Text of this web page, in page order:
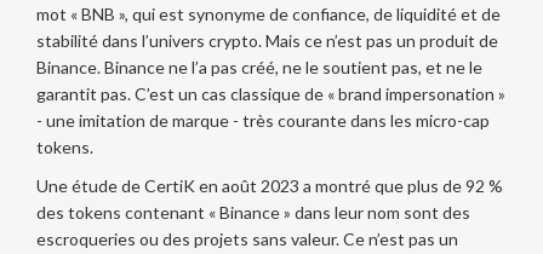
mot « BNB », qui est synonyme de confiance, de liquidité et de
stabilité dans l’univers crypto. Mais ce n’est pas un produit de
Binance. Binance ne l’a pas créé, ne le soutient pas, et ne le
garantit pas. C’est un cas classique de « brand impersonation »
- une imitation de marque - très courante dans les micro-cap
tokens.
Une étude de CertiK en août 2023 a montré que plus de 92 %
des tokens contenant « Binance » dans leur nom sont des
escroqueries ou des projets sans valeur. Ce n’est pas un